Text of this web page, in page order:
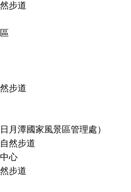
步道
步道
月潭國家風景區管理處）
然步道
心
步道